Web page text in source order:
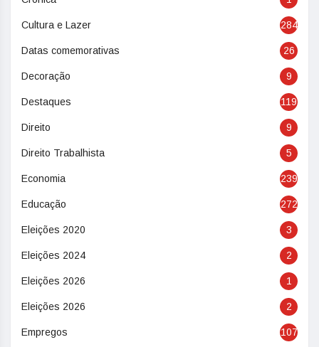
Cultura e Lazer 284
Datas comemorativas 26
Decoração 9
Destaques 119
Direito 9
Direito Trabalhista 5
Economia 239
Educação 272
Eleições 2020 3
Eleições 2024 2
Eleições 2026 1
Eleições 2026 2
Empregos 107